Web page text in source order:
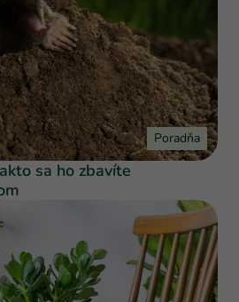
Poradňa
sa ho zbavíte